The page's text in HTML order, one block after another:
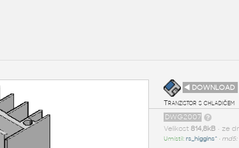
◄ DOWNLOAD
Tranzistor s chladičem
DWG2007
Velikost 814,8kB• ze
Umístil:rs_higgins^ • md5: